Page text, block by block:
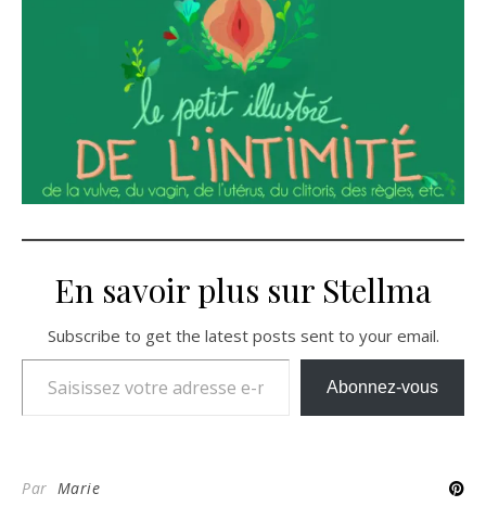
En savoir plus sur Stellma
Subscribe to get the latest posts sent to your email.
Saisissez votre adresse e-mail…
Abonnez-vous
Par Marie